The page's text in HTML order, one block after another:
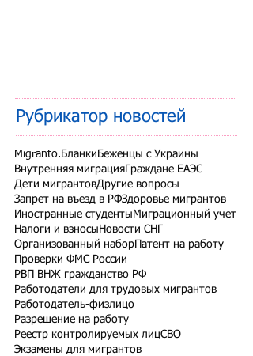
Рубрикатор новостей
Migranto.Бланки Беженцы с Украины
Внутренняя миграция Граждане ЕАЭС
Дети мигрантовДругие вопросы
Запрет на въезд в РФЗдоровье мигрантов
Иностранные студенты Миграционный учет
Налоги и взносы Новости СНГ
Организованный набор Патент на работу
Проверки ФМС России
РВП ВНЖ гражданство РФ
Работодатели для трудовых мигрантов
Работодатель-физлицо
Разрешение на работу
Реестр контролируемых лицСВО
Экзамены для мигрантов